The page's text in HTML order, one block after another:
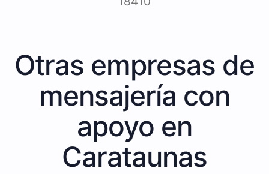
Otras empresas de
mensajería con
apoyo en
Carataunas